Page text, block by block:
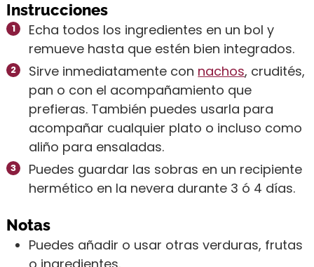
Instrucciones
Echa todos los ingredientes en un bol y
remueve hasta que estén bien integrados.
Sirve inmediatamente con nachos, crudités,
pan o con el acompañamiento que
prefieras. También puedes usarla para
acompañar cualquier plato o incluso como
aliño para ensaladas.
Puedes guardar las sobras en un recipiente
hermético en la nevera durante 3 ó 4 días.
Notas
Puedes añadir o usar otras verduras, frutas